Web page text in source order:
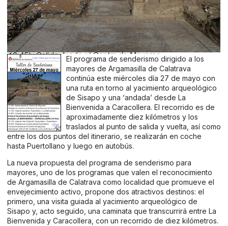
El programa de senderismo dirigido a los
mayores de Argamasilla de Calatrava
continúa este miércoles día 27 de mayo con
una ruta en torno al yacimiento arqueológico
de Sisapo y una ‘andada’ desde La
Bienvenida a Caracollera. El recorrido es de
aproximadamente diez kilómetros y los
traslados al punto de salida y vuelta, así como
entre los dos puntos del itinerario, se realizarán en coche
hasta Puertollano y luego en autobús.
La nueva propuesta del programa de senderismo para
mayores, uno de los programas que valen el reconocimiento
de Argamasilla de Calatrava como localidad que promueve el
envejecimiento activo, propone dos atractivos destinos: el
primero, una visita guiada al yacimiento arqueológico de
Sisapo y, acto seguido, una caminata que transcurrirá entre La
Bienvenida y Caracollera, con un recorrido de diez kilómetros.